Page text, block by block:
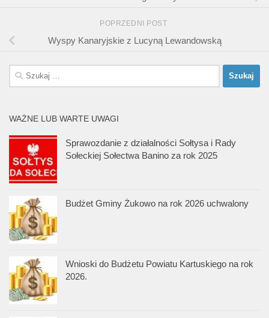
POPRZEDNI POST
Wyspy Kanaryjskie z Lucyną Lewandowską
Szukaj:
WAŻNE LUB WARTE UWAGI
Sprawozdanie z działalności Sołtysa i Rady
Sołeckiej Sołectwa Banino za rok 2025
Budżet Gminy Żukowo na rok 2026 uchwalony
Wnioski do Budżetu Powiatu Kartuskiego na rok
2026.